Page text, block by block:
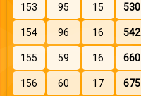
153
95 15 530
154
96 16 542
155
59 16 660
156
60 17 675